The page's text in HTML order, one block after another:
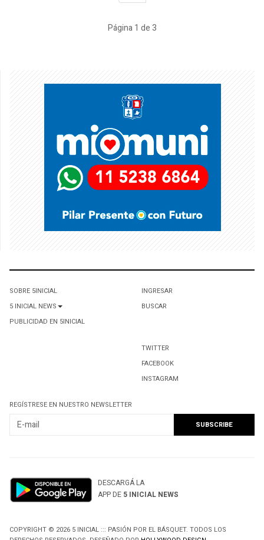
Página 1 de 3
SOBRE 5INICIAL
5 INICIAL NEWS
PUBLICIDAD EN 5INICIAL
INGRESAR
BUSCAR
TWITTER
FACEBOOK
INSTAGRAM
REGÍSTRESE EN NUESTRO NEWSLETTER
DESCARGÁ LA
APP DE 5 INICIAL NEWS
COPYRIGHT © 2026 5 INICIAL ::: PASIÓN POR EL BÁSQUET. TODOS LOS